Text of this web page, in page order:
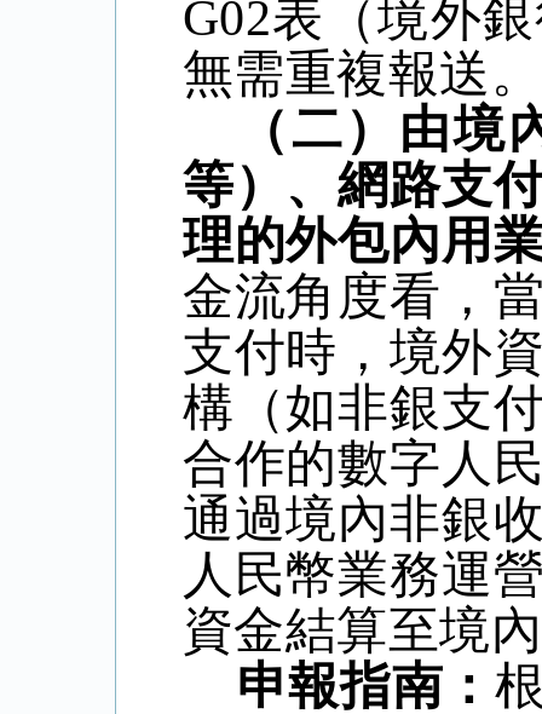
G02表（境外
無需重複報送。
（二）由
等）、網路支
理的外包內用
金流角度看，
支付時，境外
構（如非銀支
合作的數字人
通過境內非銀
人民幣業務運
資金結算至境
申報指南：